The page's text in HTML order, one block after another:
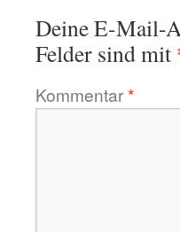
Deine E-Mail-
Felder sind mit
Kommentar*